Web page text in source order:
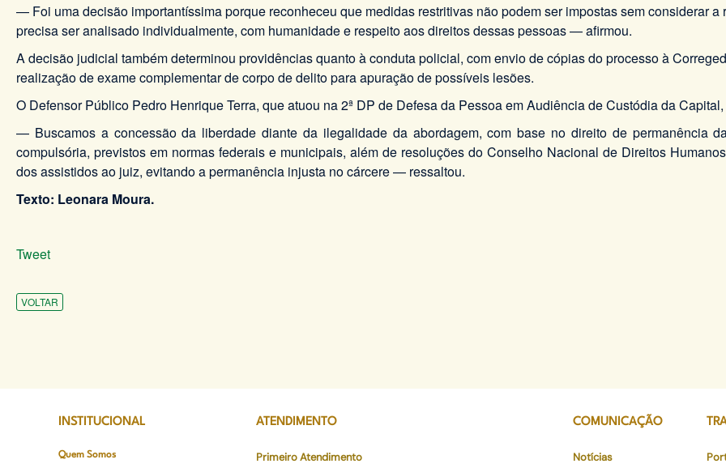
— Foi uma decisão importantíssima porque reconheceu que medidas restritivas não podem ser impostas sem considerar
precisa ser analisado individualmente, com humanidade e respeito aos direitos dessas pessoas — afirmou.
A decisão judicial também determinou providências quanto à conduta policial, com envio de cópias do processo à
realização de exame complementar de corpo de delito para apuração de possíveis lesões.
O Defensor Público Pedro Henrique Terra, que atuou na 2ª DP de Defesa da Pessoa em Audiência de Custódia da
— Buscamos a concessão da liberdade diante da ilegalidade da abordagem, com base no direito de permanência
compulsória, previstos em normas federais e municipais, além de resoluções do Conselho Nacional de Direitos
dos assistidos ao juiz, evitando a permanência injusta no cárcere — ressaltou.
Texto: Leonara Moura.
Tweet
VOLTAR
INSTITUCIONAL
Quem Somos
ATENDIMENTO
Primeiro Atendimento
COMUNICAÇÃO
Notícias